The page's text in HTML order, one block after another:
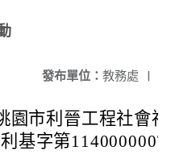
發布單位： 教務處 |
園市利晉工程社會
基字第